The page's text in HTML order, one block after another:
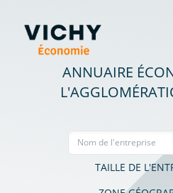
ANNUAIRE
TAILLE DE